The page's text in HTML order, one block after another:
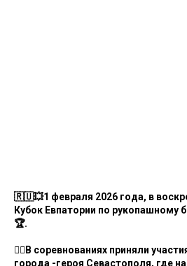
🇷🇺💥1 февраля 2026 года, в
Кубок Евпатории по рукопашному
🏆.
🤼‍♂В соревнованиях приняли
города -героя Севастополя, где